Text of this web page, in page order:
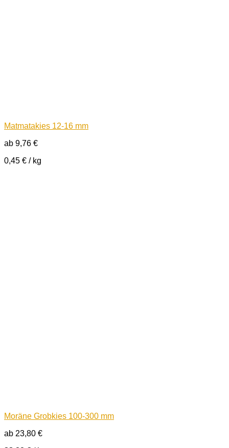
Matmatakies 12-16 mm
ab 9,76 €
0,45 € / kg
Moräne Grobkies 100-300 mm
ab 23,80 €